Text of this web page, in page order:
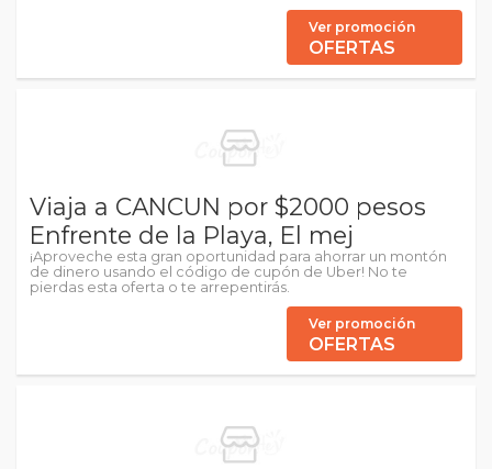
Ver promoción
OFERTAS
Viaja a CANCUN por $2000 pesos
Enfrente de la Playa, El mej
¡Aproveche esta gran oportunidad para ahorrar un montón
de dinero usando el código de cupón de Uber! No te
pierdas esta oferta o te arrepentirás.
Ver promoción
OFERTAS